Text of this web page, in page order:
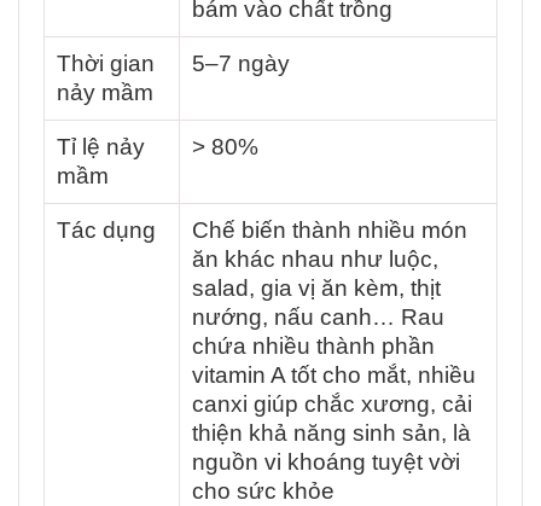
bám vào chất trồng
Thời gian
nảy mầm
5–7 ngày
Tỉ lệ nảy
mầm
> 80%
Tác dụng
Chế biến thành nhiều món
ăn khác nhau như luộc,
salad, gia vị ăn kèm, thịt
nướng, nấu canh… Rau
chứa nhiều thành phần
vitamin A tốt cho mắt, nhiều
canxi giúp chắc xương, cải
thiện khả năng sinh sản, là
nguồn vi khoáng tuyệt vời
cho sức khỏe